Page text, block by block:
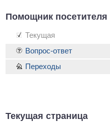
Помощник посетителя
Текущая
Текущая страница
Вопрос-ответ
Переходы